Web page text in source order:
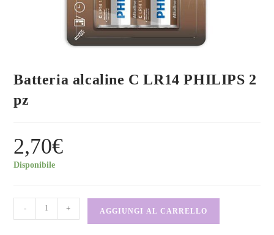
Batteria alcaline C LR14 PHILIPS 2
pz
2,70€
Disponibile
- + AGGIUNGI AL CARRELLO